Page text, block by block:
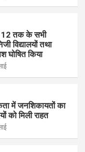
12 तक के सभी
विद्यालयों तथा
घोषित किया
में जनशिकायतों का
को मिली राहत